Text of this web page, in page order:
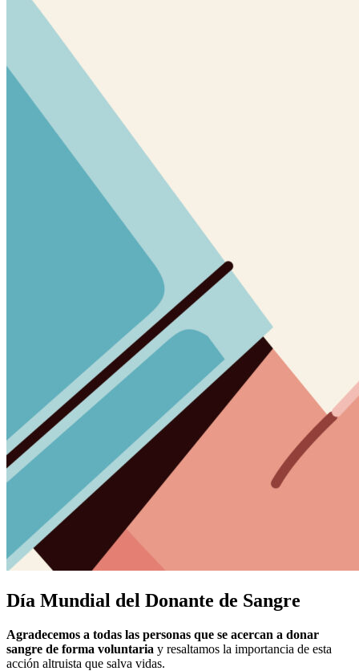
Día Mundial del Donante de Sangre
Agradecemos a todas las personas que se acercan a donar
sangre de forma voluntaria y resaltamos la importancia de esta
acción altruista que salva vidas.